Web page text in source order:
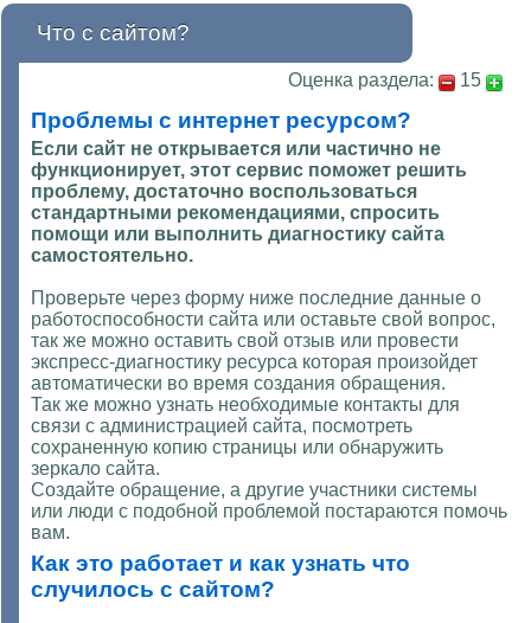
Что с сайтом?
Оценка раздела: 15
Проблемы с интернет ресурсом?
Если сайт не открывается или частично не
функционирует, этот сервис поможет решить
проблему, достаточно воспользоваться
стандартными рекомендациями, спросить
помощи или выполнить диагностику сайта
самостоятельно.
Проверьте через форму ниже последние данные о
работоспособности сайта или оставьте свой вопрос,
так же можно оставить свой отзыв или провести
экспресс-диагностику ресурса которая произойдет
автоматически во время создания обращения.
Так же можно узнать необходимые контакты для
связи с администрацией сайта, посмотреть
сохраненную копию страницы или обнаружить
зеркало сайта.
Создайте обращение, а другие участники системы
или люди с подобной проблемой постараются помочь
вам.
Как это работает и как узнать что
случилось с сайтом?